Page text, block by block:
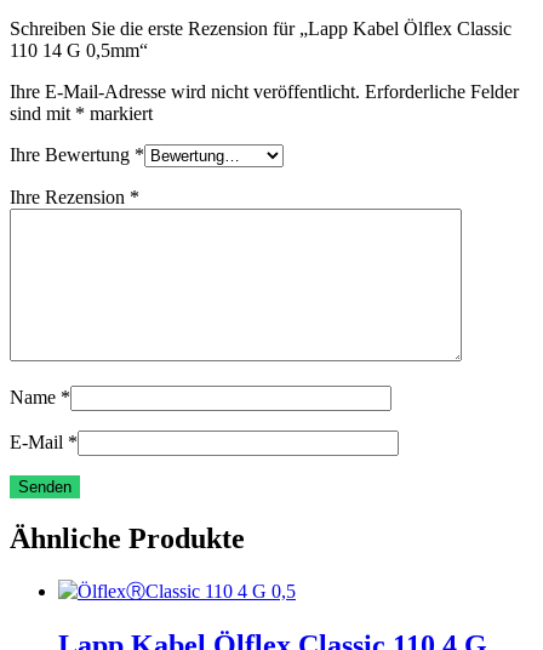
Schreiben Sie die erste Rezension für „Lapp Kabel Ölflex Classic
110 14 G 0,5mm“
Ihre E-Mail-Adresse wird nicht veröffentlicht. Erforderliche Felder
sind mit * markiert
Ihre Bewertung *
Ihre Rezension *
Name *
E-Mail *
Ähnliche Produkte